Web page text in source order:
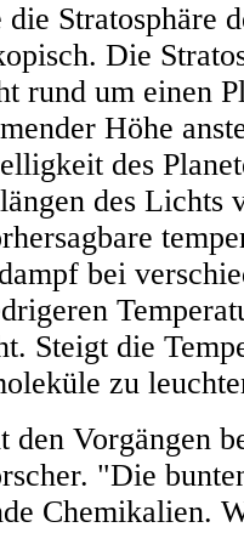
Stratosphäre
Die
rund um einen
Höhe
des
des Lichts
bei
Steigt die
zu
den Vorgängen
"Die
Chemikalien.